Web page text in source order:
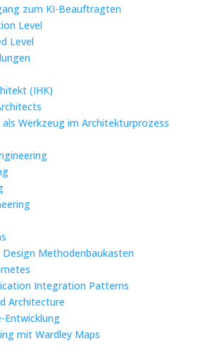
zum KI-Beauftragten
Level
Level
(IHK)
als Werkzeug im Architekturprozess
Methodenbaukasten
Integration Patterns
Architecture
Entwicklung
mit Wardley Maps